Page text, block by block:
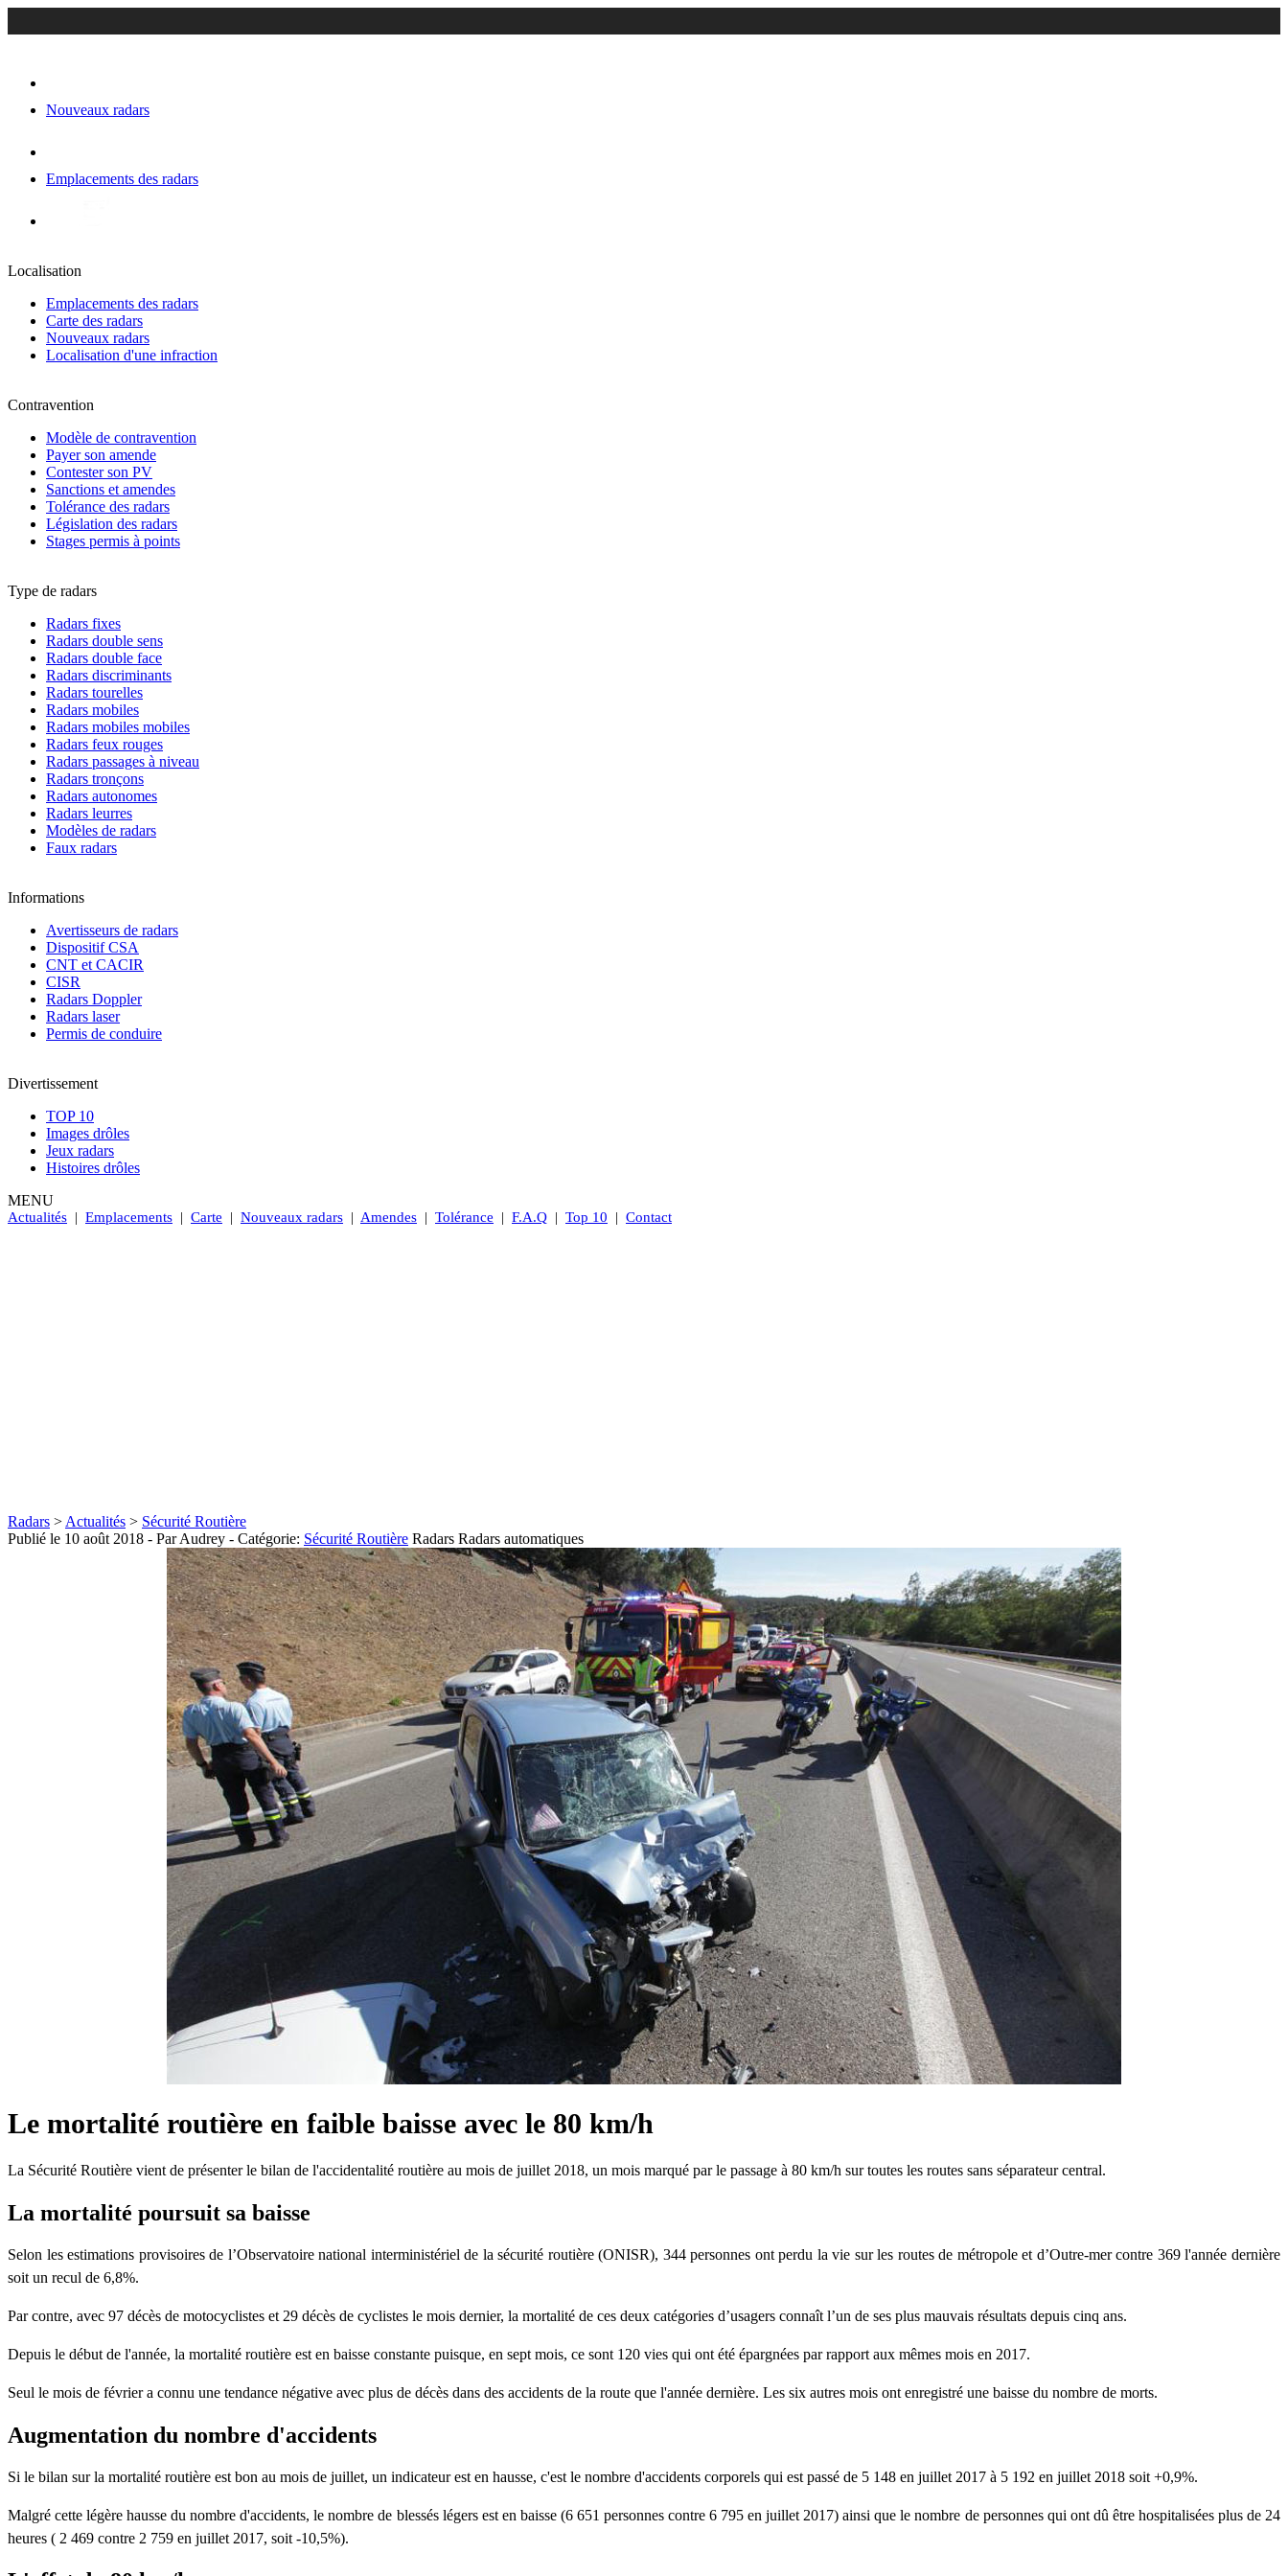
Nouveaux radars
Emplacements des radars
Localisation
Emplacements des radars
Carte des radars
Nouveaux radars
Localisation d'une infraction
Contravention
Modèle de contravention
Payer son amende
Contester son PV
Sanctions et amendes
Tolérance des radars
Législation des radars
Stages permis à points
Type de radars
Radars fixes
Radars double sens
Radars double face
Radars discriminants
Radars tourelles
Radars mobiles
Radars mobiles mobiles
Radars feux rouges
Radars passages à niveau
Radars tronçons
Radars autonomes
Radars leurres
Modèles de radars
Faux radars
Informations
Avertisseurs de radars
Dispositif CSA
CNT et CACIR
CISR
Radars Doppler
Radars laser
Permis de conduire
Divertissement
TOP 10
Images drôles
Jeux radars
Histoires drôles
MENU
Actualités | Emplacements | Carte | Nouveaux radars | Amendes | Tolérance | F.A.Q | Top 10 | Contact
Radars > Actualités > Sécurité Routière
Publié le 10 août 2018 - Par Audrey - Catégorie: Sécurité Routière Radars Radars automatiques
Le mortalité routière en faible baisse avec le 80 km/h
La Sécurité Routière vient de présenter le bilan de l'accidentalité routière au mois de juillet 2018, un mois marqué par le passage à 80 km/h sur toutes les routes sans séparateur central.
La mortalité poursuit sa baisse
Selon les estimations provisoires de l’Observatoire national interministériel de la sécurité routière (ONISR), 344 personnes ont perdu la vie sur les routes de métropole et d’Outre-mer contre 369 l'année dernière
soit un recul de 6,8%.
Par contre, avec 97 décès de motocyclistes et 29 décès de cyclistes le mois dernier, la mortalité de ces deux catégories d’usagers connaît l’un de ses plus mauvais résultats depuis cinq ans.
Depuis le début de l'année, la mortalité routière est en baisse constante puisque, en sept mois, ce sont 120 vies qui ont été épargnées par rapport aux mêmes mois en 2017.
Seul le mois de février a connu une tendance négative avec plus de décès dans des accidents de la route que l'année dernière. Les six autres mois ont enregistré une baisse du nombre de morts.
Augmentation du nombre d'accidents
Si le bilan sur la mortalité routière est bon au mois de juillet, un indicateur est en hausse, c'est le nombre d'accidents corporels qui est passé de 5 148 en juillet 2017 à 5 192 en juillet 2018 soit +0,9%.
Malgré cette légère hausse du nombre d'accidents, le nombre de blessés légers est en baisse (6 651 personnes contre 6 795 en juillet 2017) ainsi que le nombre de personnes qui ont dû être hospitalisées plus de 24
heures ( 2 469 contre 2 759 en juillet 2017, soit -10,5%).